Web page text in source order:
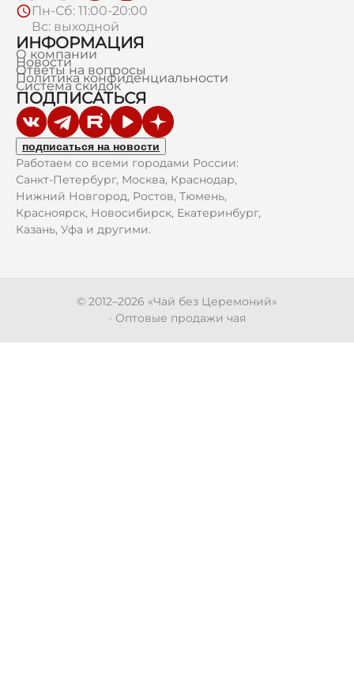
Пн-Сб: 11:00-20:00
Вс: выходной
ИНФОРМАЦИЯ
О компании
Новости
Ответы на вопросы
Политика конфиденциальности
Система скидок
ПОДПИСАТЬСЯ
подписаться на новости
Работаем со всеми городами России:
Санкт-Петербург, Москва, Краснодар,
Нижний Новгород, Ростов, Тюмень,
Красноярск, Новосибирск, Екатеринбург,
Казань, Уфа и другими.
© 2012–2026 «Чай без Церемоний»
· Оптовые продажи чая